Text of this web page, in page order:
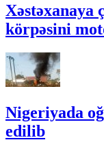
Xəstəxanaya
körpəsini
Nigeriyada
edilib